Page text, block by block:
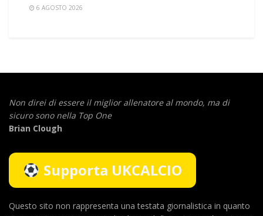
6 AGOSTO 2026
Non direi di essere il miglior allenatore al mondo, ma di
sicuro sono nella Top One
Brian Clough
Supporta UKCALCIO
Questo sito non rappresenta una testata giornalistica in quanto